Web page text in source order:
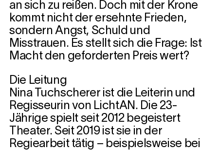
an sich zu reißen. Doch mit der Krone
kommt nicht der ersehnte Frieden,
sondern Angst, Schuld und
Misstrauen. Es stellt sich die Frage: Ist
Macht den geforderten Preis wert?
Die Leitung
Nina Tuchscherer ist die Leiterin und
Regisseurin von LichtAN. Die 23-
Jährige spielt seit 2012 begeistert
Theater. Seit 2019 ist sie in der
Regiearbeit tätig – beispielsweise bei